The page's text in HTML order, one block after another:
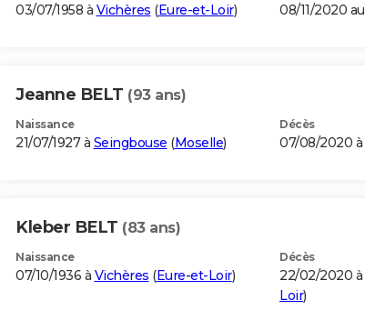
03/07/1958 à Vichères (Eure-et-Loir) 08/11/2020 au
Jeanne BELT (93 ans)
Naissance
21/07/1927 à Seingbouse (Moselle)
Décès
07/08/2020 à
Kleber BELT (83 ans)
Naissance
07/10/1936 à Vichères (Eure-et-Loir)
Décès
22/02/2020 à
Loir)